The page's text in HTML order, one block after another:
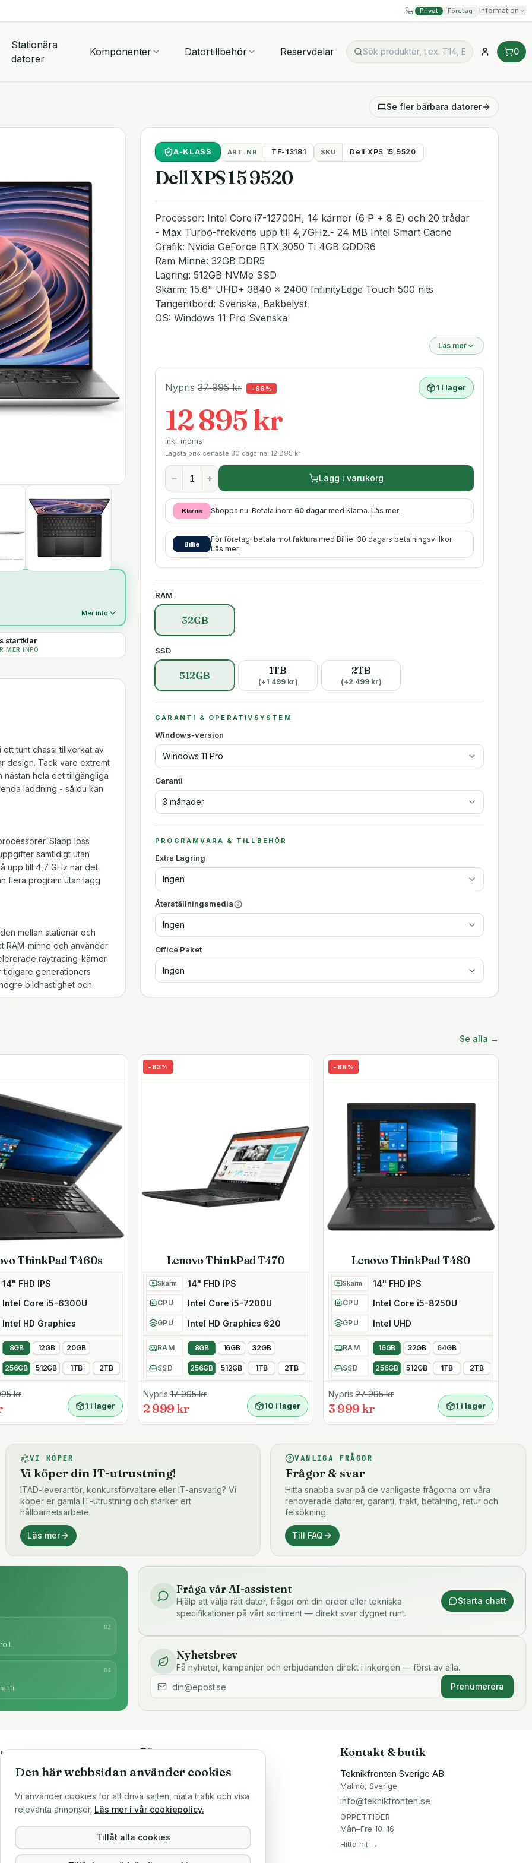
Privat Företag Information
Stationära
datorer
Komponenter Datortillbehör Reservdelar 0
Se fler bärbara datorer
Mer info
startklar
MER INFO
A-KLASS ART.NR TF-13181 SKU Dell XPS 15 9520
Dell XPS 15 9520
Processor: Intel Core i7-12700H, 14 kärnor (6 P + 8 E) och 20 trådar
- Max Turbo-frekvens upp till 4,7GHz.- 24 MB Intel Smart Cache
Grafik: Nvidia GeForce RTX 3050 Ti 4GB GDDR6
Ram Minne: 32GB DDR5
Lagring: 512GB NVMe SSD
Skärm: 15.6" UHD+ 3840 x 2400 InfinityEdge Touch 500 nits
Tangentbord: Svenska, Bakbelyst
OS: Windows 11 Pro Svenska
Läs mer
Nypris 37 995kr - 66 % 1 i lager
12 895 kr
inkl. moms
Lägsta pris senaste 30 dagarna: 12 895 kr
− + Lägg i varukorg
Klarna Shoppa nu. Betala inom 60 dagar med Klarna. Läs mer
Billie
För företag: betala motfaktura med Billie. 30 dagars betalningsvillkor.
Läs mer
RAM
32GB
SSD
512GB 1TB
(+1 499kr)
2TB
(+2 499kr)
GARANTI & OPERATIVSYSTEM
Windows-version
Windows 11 Pro
Garanti
3 månader
PROGRAMVARA & TILLBEHÖR
Extra Lagring
Ingen
Återställningsmedia
Ingen
Office Paket
Ingen
ett tunt chassi tillverkat av
design. Tack vare extremt
nästan hela det tillgängliga
laddning - så du kan
Släpp loss
samtidigt utan
upp till 4,7 GHz när det
flera program utan lagg
mellan stationär och
RAM-minne och använder
raytracing-kärnor
tidigare generationers
bildhastighet och
detaljnivå tack vare
betraktningsvinklar.
reptålighet. Topp- och
låter dig skriva bekvämt
att systemet startar eller
du ansluta två externa
för otrolig
Hello-
Se alla →
ThinkPad T460s
14" FHD IPS
Intel Core i5-6300U
Intel HD Graphics
8GB 12GB 20GB
256GB 512GB 1TB 2TB
kr
1 i lager
- 83%
Lenovo ThinkPad T470
Skärm 14" FHD IPS
CPU Intel Core i5-7200U
GPU Intel HD Graphics 620
RAM 8GB 16GB 32GB
SSD 256GB 512GB 1TB 2TB
Nypris 17 995kr
2 999 kr 10 i lager
- 86 %
Lenovo ThinkPad T480
Skärm 14" FHD IPS
CPU Intel Core i5-8250U
GPU Intel UHD
RAM 16GB 32GB 64GB
SSD 256GB 512GB 1TB 2TB
Nypris 27 995kr
3 999 kr 1 i lager
VI KÖPER
Vi köper din IT-utrustning!
ITAD-leverantör, konkursförvaltare eller IT-ansvarig? Vi
köper er gamla IT-utrustning och stärker ert
hållbarhetsarbete.
Läs mer
VANLIGA FRÅGOR
Frågor & svar
Hitta snabba svar på de vanligaste frågorna om våra
renoverade datorer, garanti, frakt, betalning, retur och
felsökning.
Till FAQ
02
04
Fråga vår AI-assistent
Hjälp att välja rätt dator, frågor om din order eller tekniska
specifikationer på vårt sortiment — direkt svar dygnet runt.
Starta chatt
Nyhetsbrev
Få nyheter, kampanjer och erbjudanden direkt i inkorgen — först av alla.
Prenumerera
Företaget
Om oss
Sälj till oss
Köpvillkor
Kontakt & butik
Teknikfronten Sverige AB
Malmö, Sverige
info@teknikfronten.se
ÖPPETTIDER
Mån–Fre 10–16
Hitta hit →
Den här webbsidan använder cookies
Vi använder cookies för att driva sajten, mäta trafik och visa
relevanta annonser. Läs mer i vår cookiepolicy.
Tillåt alla cookies